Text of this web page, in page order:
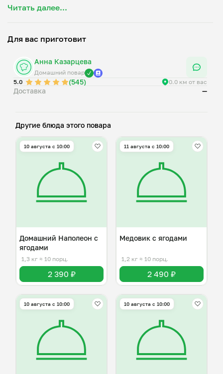
Читать далее...
Для вас приготовит
Анна Казарцева
Домашний повар
5.0
(545) 0.0 км от вас
Доставка —
Другие блюда этого повара
10 августа с 10:00
Домашний Наполеон с
ягодами
1,3 кг ≈ 10 порц.
2 390 ₽
11 августа с 10:00
Медовик с ягодами
1,2 кг ≈ 10 порц.
2 490 ₽
10 августа с 10:00 10 августа с 10:00